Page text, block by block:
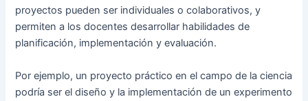
proyectos pueden ser individuales o colaborativos, y
permiten a los docentes desarrollar habilidades de
planificación, implementación y evaluación.
Por ejemplo, un proyecto práctico en el campo de la ciencia
podría ser el diseño y la implementación de un experimento